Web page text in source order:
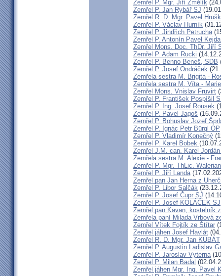
Zemřel P. Mgr. Jiří Změlík
Zemřel P. Jan Rybář SJ
Zemřel R. D. Mgr. Pavel
Zemřel P. Václav Hurník
Zemřel P. Jindřich Petrucha
Zemřel P. Antonín Pavel
Zemřel Mons. Doc. ThDr. Jiří
Zemřel P. Adam Rucki
Zemřel P. Benno Beneš, SDB
Zemřel P. Josef Ondráček
Zemřela sestra M. Brigita -
Zemřela sestra M. Víta -
Zemřel Mons. Vnislav Fruvirt
Zemřel P. František Pospíšil
Zemřel P. Ing. Josef Rousek
Zemřel P. Pavel Jagoš
Zemřel P. Bohuslav Jozef
Zemřel P. Ignác Petr Bürgl OP
Zemřel P. Vladimír Konečný
Zemřel P. Karel Bobek
Zemřel J.M. can. Karel
Zemřela sestra M. Alexie -
Zemřel P. Mgr. ThLic.
Zemřel P. Jiří Landa
Zemřel pan Jan Herna z
Zemřel P. Libor Salčák
Zemřel P. Josef Čupr SJ
Zemřel P. Josef KOLÁČEK SJ
Zemřel pan Kavan, kostelník
Zemřela paní Milada Vrbová
Zemřel Vítek Fojtík ze Štítar
Zemřel jáhen Josef Havlát
Zemřel R. D. Mgr. Jan KUBÁT
Zemřel P. Augustin Ladislav
Zemřel P. Jaroslav Vyterna
Zemřel P. Milan Badal
Zemřel jáhen Mgr. Ing. Pavel